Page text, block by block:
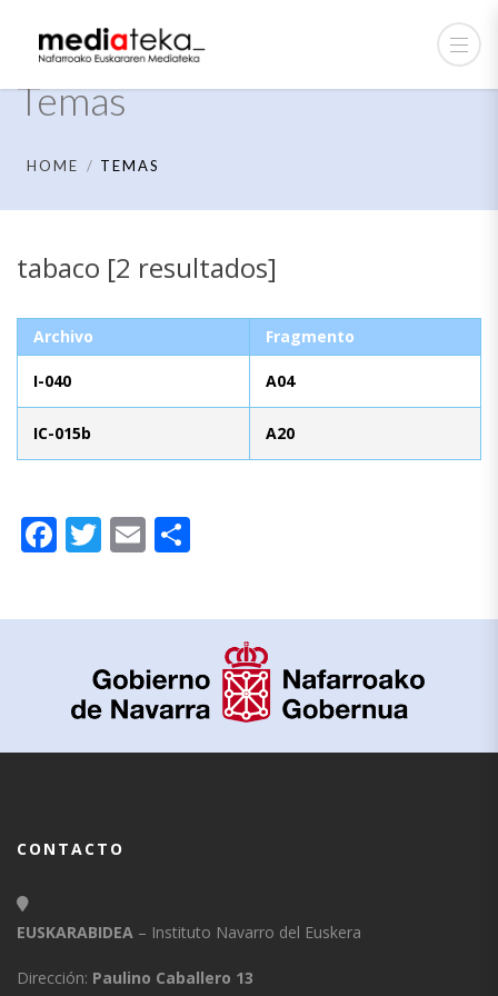
Temas
HOME TEMAS
tabaco [2 resultados]
Archivo Fragmento
I-040 A04
IC-015b A20
Facebook
Twitter
Email
CONTACTO
EUSKARABIDEA – Instituto Navarro del Euskera
Dirección: Paulino Caballero 13